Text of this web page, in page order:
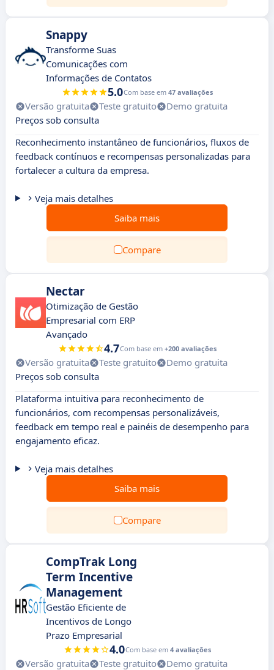
Snappy
Transforme Suas
Comunicações com
Informações de Contatos
5.0Com base em 47 avaliações
Versão gratuita Teste gratuito
Demo gratuita
Preços sob consulta
Reconhecimento instantâneo de funcionários, fluxos de
feedback contínuos e recompensas personalizadas para
fortalecer a cultura da empresa.
Veja mais detalhes
Saiba mais
Compare
Nectar
Otimização de Gestão
Empresarial com ERP
Avançado
4.7Com base em +200 avaliações
Versão gratuita Teste gratuito
Demo gratuita
Preços sob consulta
Plataforma intuitiva para reconhecimento de
funcionários, com recompensas personalizáveis,
feedback em tempo real e painéis de desempenho para
engajamento eficaz.
Veja mais detalhes
Saiba mais
Compare
CompTrak Long
Term Incentive
Management
Gestão Eficiente de
Incentivos de Longo
Prazo Empresarial
4.0Com base em 4 avaliações
Versão gratuita Teste gratuito
Demo gratuita